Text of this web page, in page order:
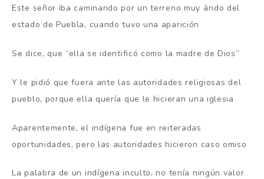
Este señor iba caminando por un terreno muy árido del
estado de Puebla, cuando tuvo una aparición
Se dice, que “ella se identificó como la madre de Dios”
Y le pidió que fuera ante las autoridades religiosas del
pueblo, porque ella quería que le hicieran una iglesia
Aparentemente, el indígena fue en reiteradas
oportunidades, pero las autoridades hicieron caso omiso
La palabra de un indígena inculto, no tenía ningún valor